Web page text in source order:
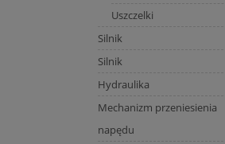
Uszczelki
Silnik
Silnik
Hydraulika
Mechanizm przeniesienia
napędu